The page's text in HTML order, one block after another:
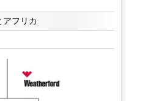
アフリカ
4.0の表示が必要です。